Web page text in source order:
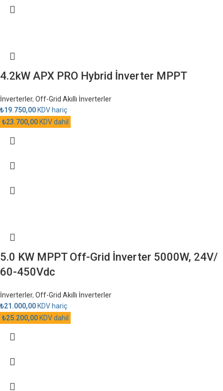
4.2kW APX PRO Hybrid İnverter MPPT
İnverterler, Off-Grid Akıllı İnverterler
₺19.750,00KDV hariç
₺23.700,00KDV dahil
5.0 KW MPPT Off-Grid İnverter 5000W, 24V/
60-450Vdc
İnverterler, Off-Grid Akıllı İnverterler
₺21.000,00KDV hariç
₺25.200,00KDV dahil